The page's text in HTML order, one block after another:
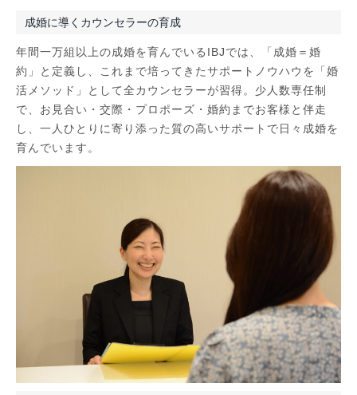
成婚に導くカウンセラーの育成
年間一万組以上の成婚を育んでいるIBJでは、「成婚＝婚
約」と定義し、これまで培ってきたサポートノウハウを「婚
活メソッド」として全カウンセラーが習得。少人数専任制
で、お見合い・交際・プロポーズ・婚約までお客様と伴走
し、一人ひとりに寄り添った質の高いサポートで日々成婚を
育んでいます。